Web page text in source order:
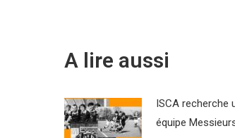
A lire aussi
ISCA recherche
équipe